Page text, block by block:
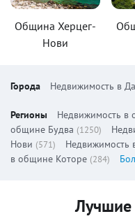
Община Херцег-
Нови
Города Недвижимость в
Регионы Недвижимость в
общине Будва (1250)
Нови (571) Недвижимость
в общине Которе (284)